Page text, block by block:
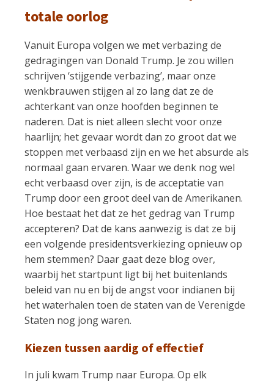
totale oorlog
Vanuit Europa volgen we met verbazing de
gedragingen van Donald Trump. Je zou willen
schrijven ‘stijgende verbazing’, maar onze
wenkbrauwen stijgen al zo lang dat ze de
achterkant van onze hoofden beginnen te
naderen. Dat is niet alleen slecht voor onze
haarlijn; het gevaar wordt dan zo groot dat we
stoppen met verbaasd zijn en we het absurde als
normaal gaan ervaren. Waar we denk nog wel
echt verbaasd over zijn, is de acceptatie van
Trump door een groot deel van de Amerikanen.
Hoe bestaat het dat ze het gedrag van Trump
accepteren? Dat de kans aanwezig is dat ze bij
een volgende presidentsverkiezing opnieuw op
hem stemmen? Daar gaat deze blog over,
waarbij het startpunt ligt bij het buitenlands
beleid van nu en bij de angst voor indianen bij
het waterhalen toen de staten van de Verenigde
Staten nog jong waren.
Kiezen tussen aardig of effectief
In juli kwam Trump naar Europa. Op elk